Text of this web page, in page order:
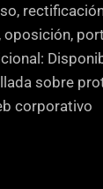
sobre
corporativo